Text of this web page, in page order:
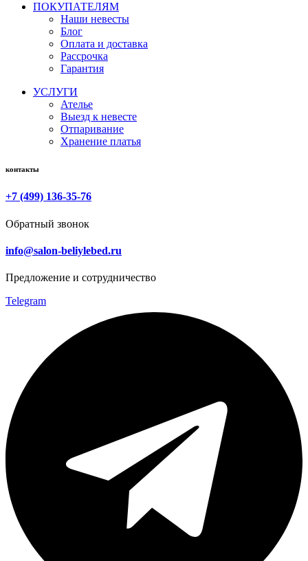
ПОКУПАТЕЛЯМ
Наши невесты
Блог
Оплата и доставка
Рассрочка
Гарантия
УСЛУГИ
Ателье
Выезд к невесте
Отпаривание
Хранение платья
контакты
+7 (499) 136-35-76
Обратный звонок
info@salon-beliylebed.ru
Предложение и сотрудничество
Telegram